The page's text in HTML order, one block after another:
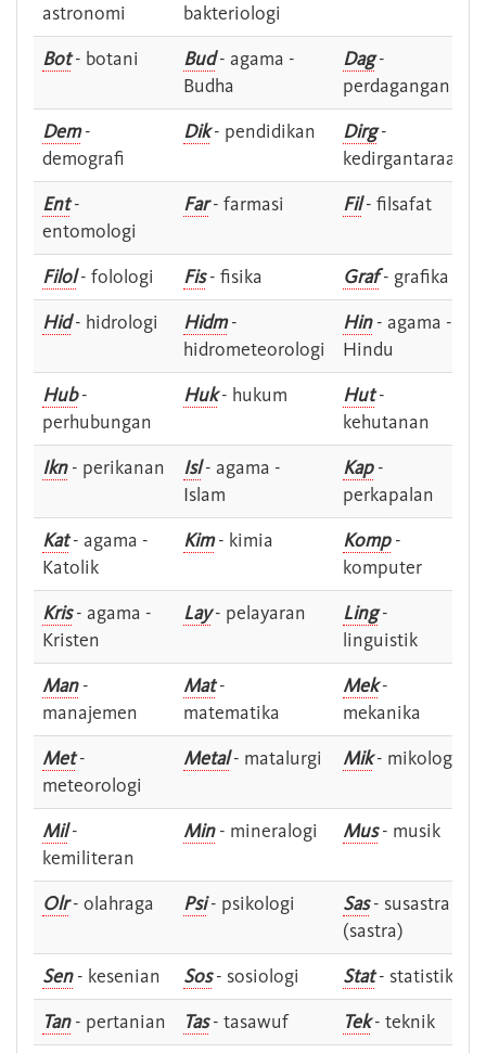
astronomi
bakteriologi
Bot- botani Bud- agama -
Budha
Dag-
perdagangan
Dem-
demografi
Dik- pendidikan Dirg-
kedirgantaraan
Ent-
entomologi
Far- farmasi Fil- filsafat
Filol- folologi Fis- fisika Graf- grafika
Hid- hidrologi Hidm-
hidrometeorologi
Hin- agama -
Hindu
Hub-
perhubungan
Huk- hukum Hut-
kehutanan
Ikn- perikanan Isl- agama -
Islam
Kap-
perkapalan
Kat- agama -
Katolik
Kim- kimia Komp-
komputer
Kris- agama -
Kristen
Lay- pelayaran Ling-
linguistik
Man-
manajemen
Mat-
matematika
Mek-
mekanika
Met-
meteorologi
Metal- matalurgi Mik- mikologi
Mil-
kemiliteran
Min- mineralogi Mus- musik
Olr- olahraga Psi- psikologi Sas- susastra -
(sastra)
Sen- kesenian Sos- sosiologi Stat- statistik
Tan- pertanian Tas- tasawuf Tek- teknik